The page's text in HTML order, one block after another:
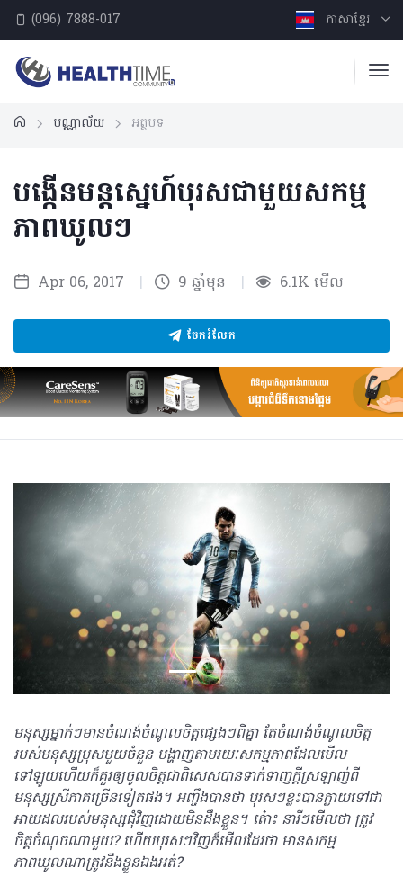
(096) 7888-017 ភាសាខ្មែរ
បណ្ណាល័យ អត្ថបទ
បង្កើនមន្តស្នេហ៍បុរសជាមួយសកម្ម
ភាពឃូលៗ
Apr 06, 2017 | 9 ឆ្នាំមុន | 6.1K មើល
ចែករំលែក
មនុស្សម្នាក់ៗមានចំណង់ចំណូលចិត្តផ្សេងៗពីគ្នា តែចំណង់ចំណូលចិត្ត
របស់មនុស្សប្រុសមួយចំនួន បង្ហាញតាមរយៈសកម្មភាពដែលមើល
ទៅឡូយហើយក៏គួរឲ្យចូលចិត្តជាពិសេសបានទាក់ទាញក្តីស្រឡាញ់ពី
មនុស្សស្រីភាគច្រើនទៀតផង។ អញ្ចឹងបានថា បុរសៗខ្លះបានក្លាយទៅជា
អាយដលរបស់មនុស្សជុំវិញដោយមិនដឹងខ្លួន។ ត៎ោះ នារីៗមើលថា ត្រូវ
ចិត្តចំណុចណាមួយ? ហើយបុរសៗវិញក៏មើលដែរថា មានសកម្ម
ភាពឃូលណាត្រូវនឹងខ្លួនឯងអត់?